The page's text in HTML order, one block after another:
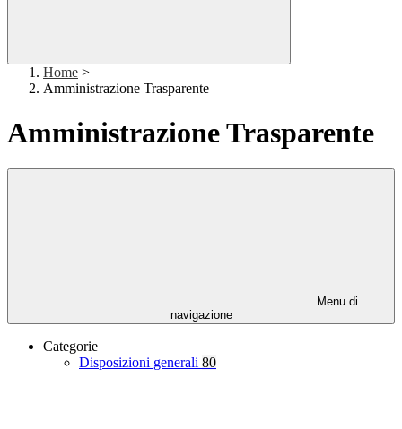
Home >
Amministrazione Trasparente
Amministrazione Trasparente
Menu di
navigazione
Categorie
Disposizioni generali 80